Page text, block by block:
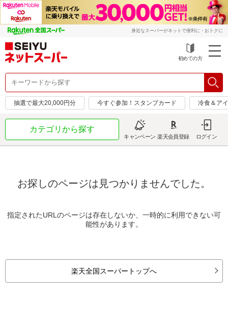
身近なスーパーがネットで便利に・おトクに
初めての方
抽選で最大20,000円分 今すぐ参加！スタンプカード 冷食＆ア
カテゴリから探す
キャンペーン 楽天会員登録 ログイン
お探しのページは見つかりませんでした。
指定されたURLのページは存在しないか、一時的に利用できない可
能性があります。
楽天全国スーパートップへ